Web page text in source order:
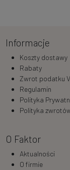
Informacje
Koszty dostawy
Rabaty
Zwrot podatku
Regulamin
Polityka
Polityka
O Faktor
Aktualności
O firmie